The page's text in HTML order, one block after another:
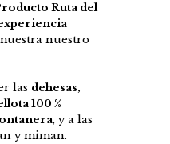
Ruta del
nuestro
las dehesas,
100 %
, y a las
y miman.